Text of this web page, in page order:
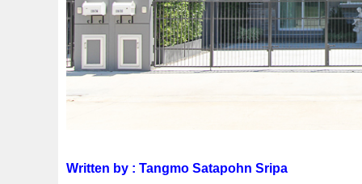
Written by : Tangmo Satapohn Sripa